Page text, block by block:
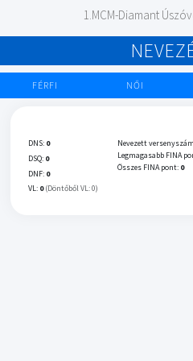
1.MCM-Diamant
FÉRFI NŐI
DNS: 0
DSQ: 0
DNF: 0
VL: 0 (Döntőből VL: 0)
Nevezett
Legmagasabb FINA
Összes FINA pont: 0